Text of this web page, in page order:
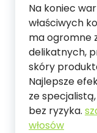
Na koniec
właściwych
ma ogromne
delikatnych,
skóry
Najlepsze
ze
bez ryzyka.
włosów